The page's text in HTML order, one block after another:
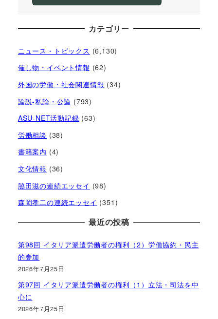
カテゴリー
ニュース・トピックス (6,130)
催し物・イベント情報 (62)
外国の労働・社会関連情報 (34)
論説-私論・公論 (793)
ASU-NET活動記録 (63)
労働相談 (38)
書籍案内 (4)
文化情報 (36)
脇田滋の連続エッセイ (98)
森岡孝二の連続エッセイ (351)
最近の投稿
第98回 イタリア派遣労働者の権利（2）労働協約・民主
的参加
2026年7月25日
第97回 イタリア派遣労働者の権利（1）立法・司法を中
心に
2026年7月25日